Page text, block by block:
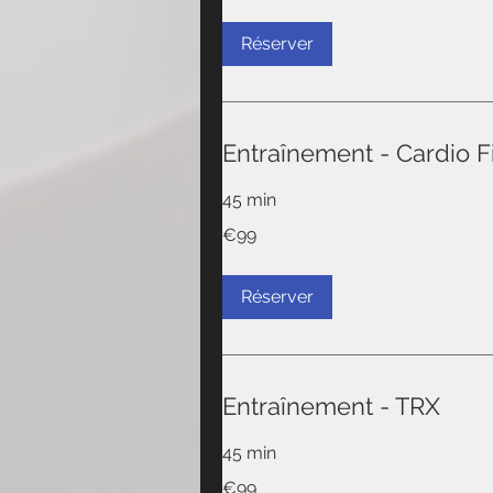
Réserver
Entraînement - Cardio
45 min
euros
€99
Réserver
Entraînement - TRX
45 min
euros
€99